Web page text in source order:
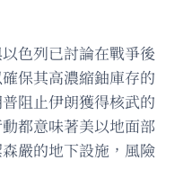
色列已討論在戰爭後
保其高濃縮鈾庫存的
阻止伊朗獲得核武的
都意味著美以地面部
嚴的地下設施，風險